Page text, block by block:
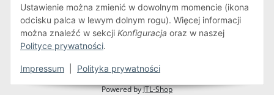
Ustawienie można zmienić w dowolnym momencie (ikona
odcisku palca w lewym dolnym rogu). Więcej informacji
można znaleźć w sekcji Konfiguracja oraz w naszej
Polityce prywatności.
Impressum Polityka prywatności
#global.withdrawalForm#
Powered byJTL-Shop